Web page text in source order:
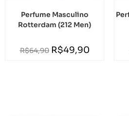
Perfume Masculino
Rotterdam (212 Men)
R$64,90 R$49,90